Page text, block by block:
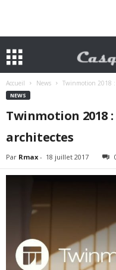
Accueil News Twinmotion 2018 :
NEWS
Twinmotion 2018
architectes
Par Rmax - 18 juillet 2017